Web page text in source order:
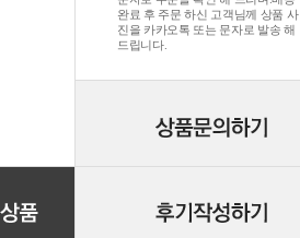
완료 후 주문 하신 고객님께 상품 사
진을 카카오톡 또는 문자로 발송 해
드립니다.